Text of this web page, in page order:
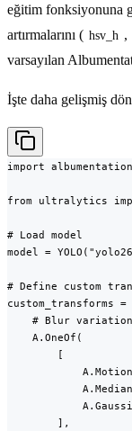
eğitim fonksiyonuna
artırmalarını ( hsv_h ,
varsayılan
İşte daha gelişmiş
import
from ultralytics
# Load model
model =
# Define custom
custom_transforms =
# Blur
    A.OneOf(
        [
        ],